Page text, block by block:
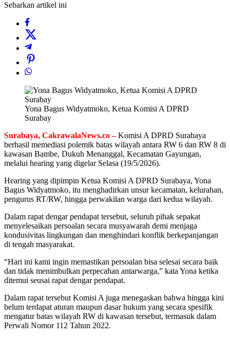
Sebarkan artikel ini
Yona Bagus Widyatmoko, Ketua Komisi A DPRD
Surabay
Surabaya, CakrawalaNews.co –Komisi A DPRD Surabaya
berhasil memediasi polemik batas wilayah antara RW 6 dan RW 8 di
kawasan Bambe, Dukuh Menanggal, Kecamatan Gayungan,
melalui hearing yang digelar Selasa (19/5/2026).
Hearing yang dipimpin Ketua Komisi A DPRD Surabaya, Yona
Bagus Widyatmoko, itu menghadirkan unsur kecamatan, kelurahan,
pengurus RT/RW, hingga perwakilan warga dari kedua wilayah.
Dalam rapat dengar pendapat tersebut, seluruh pihak sepakat
menyelesaikan persoalan secara musyawarah demi menjaga
kondusivitas lingkungan dan menghindari konflik berkepanjangan
di tengah masyarakat.
“Hari ini kami ingin memastikan persoalan bisa selesai secara baik
dan tidak menimbulkan perpecahan antarwarga,” kata Yona ketika
ditemui seusai rapat dengar pendapat.
Dalam rapat tersebut Komisi A juga menegaskan bahwa hingga kini
belum terdapat aturan maupun dasar hukum yang secara spesifik
mengatur batas wilayah RW di kawasan tersebut, termasuk dalam
Perwali Nomor 112 Tahun 2022.